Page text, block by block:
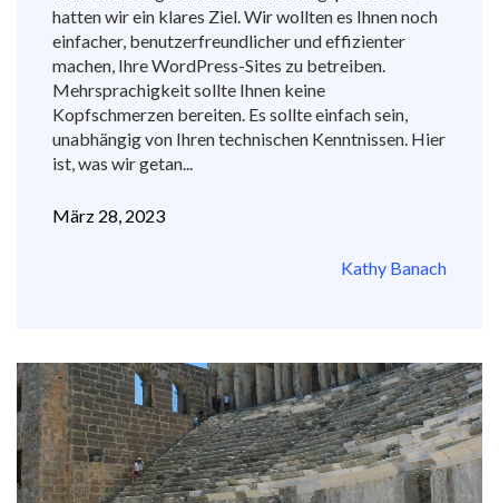
hatten wir ein klares Ziel. Wir wollten es Ihnen noch
einfacher, benutzerfreundlicher und effizienter
machen, Ihre WordPress-Sites zu betreiben.
Mehrsprachigkeit sollte Ihnen keine
Kopfschmerzen bereiten. Es sollte einfach sein,
unabhängig von Ihren technischen Kenntnissen. Hier
ist, was wir getan...
März 28, 2023
Kathy Banach